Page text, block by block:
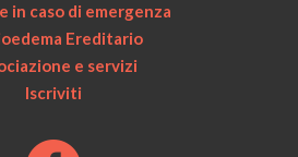
in caso di emergenza
Ereditario
e servizi
Iscriviti